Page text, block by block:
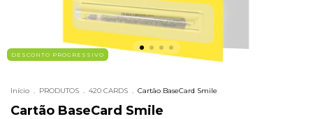
DESCONTO PROGRESSIVO
Início . PRODUTOS . 420 CARDS . Cartão BaseCard Smile
Cartão BaseCard Smile